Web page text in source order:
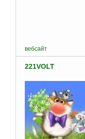
вебсайт
221VOLT